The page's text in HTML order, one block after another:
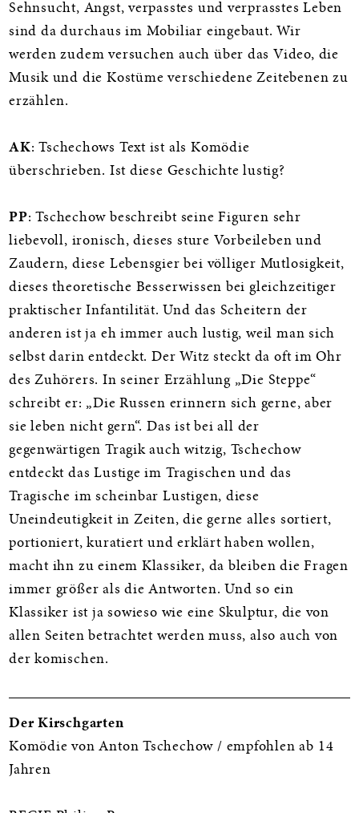
Sehnsucht, Angst, verpasstes und verprasstes Leben
sind da durchaus im Mobiliar eingebaut. Wir
werden zudem versuchen auch über das Video, die
Musik und die Kostüme verschiedene Zeitebenen zu
erzählen.
AK: Tschechows Text ist als Komödie
überschrieben. Ist diese Geschichte lustig?
PP: Tschechow beschreibt seine Figuren sehr
liebevoll, ironisch, dieses sture Vorbeileben und
Zaudern, diese Lebensgier bei völliger Mutlosigkeit,
dieses theoretische Besserwissen bei gleichzeitiger
praktischer Infantilität. Und das Scheitern der
anderen ist ja eh immer auch lustig, weil man sich
selbst darin entdeckt. Der Witz steckt da oft im Ohr
des Zuhörers. In seiner Erzählung „Die Steppe“
schreibt er: „Die Russen erinnern sich gerne, aber
sie leben nicht gern“. Das ist bei all der
gegenwärtigen Tragik auch witzig, Tschechow
entdeckt das Lustige im Tragischen und das
Tragische im scheinbar Lustigen, diese
Uneindeutigkeit in Zeiten, die gerne alles sortiert,
portioniert, kuratiert und erklärt haben wollen,
macht ihn zu einem Klassiker, da bleiben die Fragen
immer größer als die Antworten. Und so ein
Klassiker ist ja sowieso wie eine Skulptur, die von
allen Seiten betrachtet werden muss, also auch von
der komischen.
Der Kirschgarten
Komödie von Anton Tschechow / empfohlen ab 14
Jahren